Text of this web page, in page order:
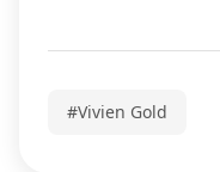
#Vivien Gold